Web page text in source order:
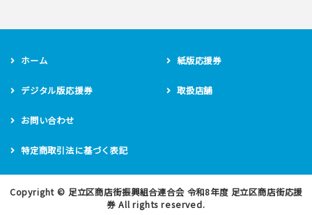
ホーム 紙版応援券
デジタル版応援券 取扱店舗
お問い合わせ
特定商取引法に基づく表記
Copyright © 足立区商店街振興組合連合会 令和8年度 足立区商店街応援
券 All rights reserved.